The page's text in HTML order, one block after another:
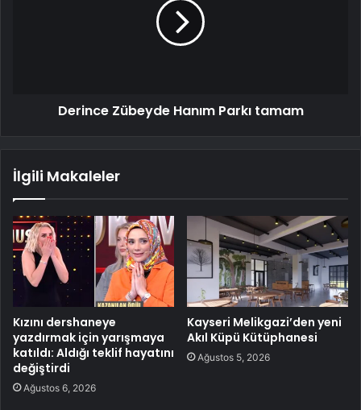
Derince Zübeyde Hanım Parkı tamam
İlgili Makaleler
Kızını dershaneye
yazdırmak için yarışmaya
katıldı: Aldığı teklif hayatını
değiştirdi
Ağustos 6, 2026
Kayseri Melikgazi’den yeni
Akıl Küpü Kütüphanesi
Ağustos 5, 2026